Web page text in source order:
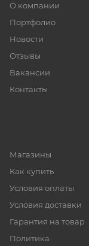
О компании
Портфолио
Новости
Отзывы
Вакансии
Контакты
Магазины
Как купить
Условия оплаты
Условия доставки
Гарантия на товар
Политика